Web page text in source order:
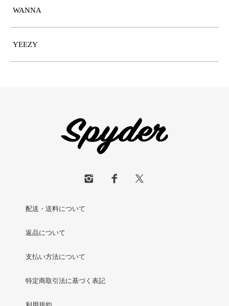
WANNA
YEEZY
配送・送料について
返品について
支払い方法について
特定商取引法に基づく表記